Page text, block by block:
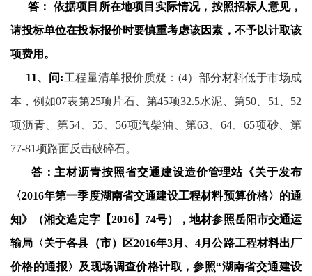
答：
依据项目所在地项目实际情况，按照招标人意见，
请投标单位在投标报价时要慎重考虑该因素，不予以计取该
项费用。
11、问:工程量清单报价质疑： (4）部分材料低于市场成
本，例如07表第25项片石、第45项32.5水泥、第50 51
52
项沥青、第54、 55 56项汽柴油、第63 64、 65项砂、第
77-81项路面反击破碎石。
答：主材沥青按照省交通建设造价管理站《关于发布
〈2016年第一季度湖南省交通建设工程材料预算价格〉的通
知》（湘交造定字【2016】 74号），地材参照岳阳市交通运
输局〈关于各县（市）区2016年3月、4月公路工程材料出厂
价格的通报〉及现场调查价格计取，参照“湖南省交通建设